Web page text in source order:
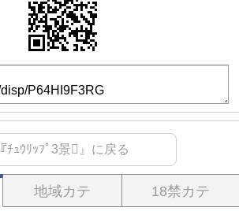
『ﾁｭｳﾘｯﾌﾟ3景』に戻る
地域カテ 18禁カテ